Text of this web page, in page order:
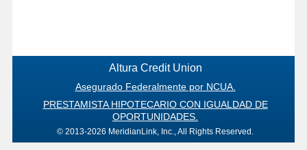
Altura Credit Union
Asegurado Federalmente por NCUA.
PRESTAMISTA HIPOTECARIO CON IGUALDAD DE
OPORTUNIDADES.
© 2013-2026 MeridianLink, Inc., All Rights Reserved.